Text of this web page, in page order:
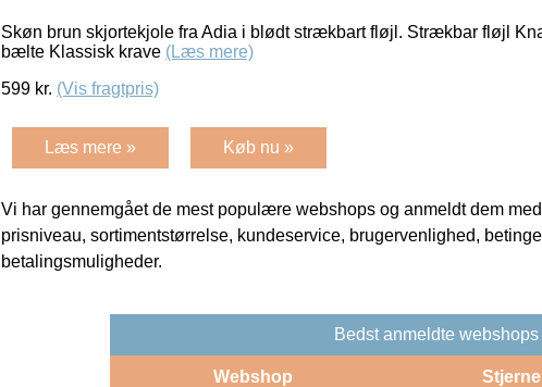
Skøn brun skjortekjole fra Adia i blødt strækbart fløjl. Strækbar fløjl
bælte Klassisk krave (Læs mere)
599 kr. (Vis fragtpris)
Læs mere » Køb nu »
Vi har gennemgået de mest populære webshops og anmeldt dem
prisniveau, sortimentstørrelse, kundeservice, brugervenlighed,
betalingsmuligheder.
Bedst anmeldte webshops
Webshop